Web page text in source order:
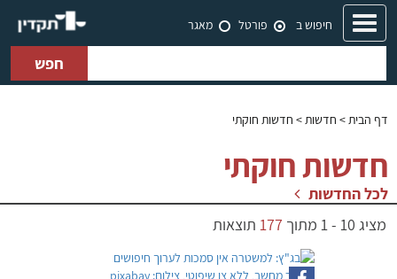
Toggle
navigation
חיפוש ב פורטל מאגר
חפש
דף הבית> חדשות > חדשות חוקתי
חדשות חוקתי
לכל החדשות
מציג 10
-
1 מתוך 177 תוצאות